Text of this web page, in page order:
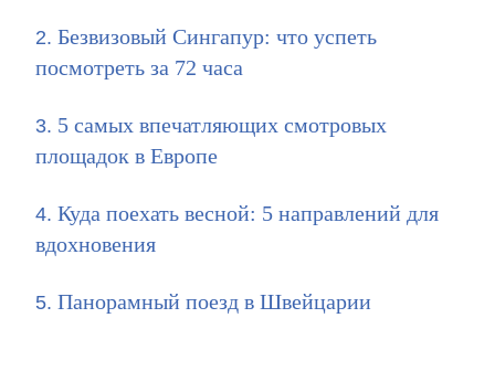
Безвизовый Сингапур: что успеть
посмотреть за 72 часа
5 самых впечатляющих смотровых
площадок в Европе
Куда поехать весной: 5 направлений для
вдохновения
Панорамный поезд в Швейцарии